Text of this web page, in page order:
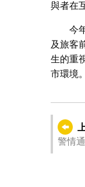
與者在
今
及旅客
生的重
市環境。
警情